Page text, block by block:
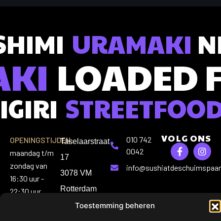
Toestemming beheren
URAMAKI
LOADED
OPENINGSTIJDEN:
maandag t/m
zondag van
16:30 uur -
22:30 uur
Taselaarstraat
17
3078 VM
Rotterdam
010 742
0042
VOLG ONS